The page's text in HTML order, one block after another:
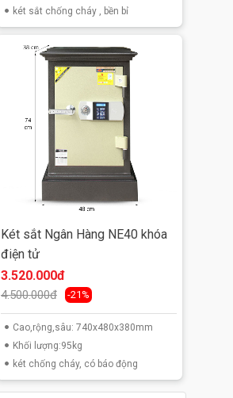
két sắt chống cháy , bền bỉ
Két sắt Ngân Hàng NE40 khóa
điện tử
3.520.000đ
4.500.000đ -21%
Cao,rộng,sâu: 740x480x380mm
Khối lượng:95kg
két chống cháy, có báo động